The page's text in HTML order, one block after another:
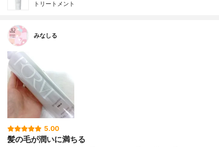
トリートメント
みなしる
5.00
髪の毛が潤いに満ちる